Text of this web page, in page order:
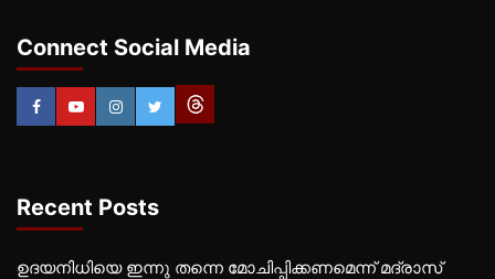
Connect Social Media
Recent Posts
ഉദയനിധിയെ ഇന്നു തന്നെ മോചിപ്പിക്കണമെന്ന് മദ്രാസ്